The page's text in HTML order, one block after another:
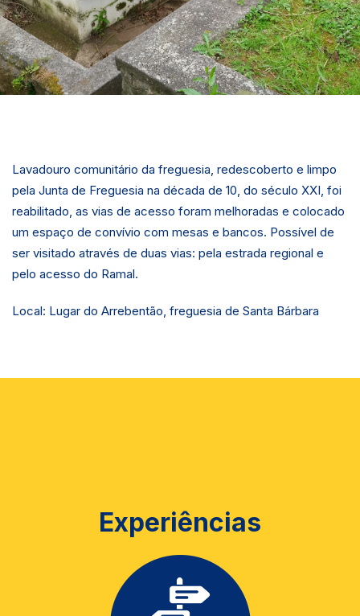
Lavadouro comunitário da freguesia, redescoberto e limpo
pela Junta de Freguesia na década de 10, do século XXI, foi
reabilitado, as vias de acesso foram melhoradas e colocado
um espaço de convívio com mesas e bancos. Possível de
ser visitado através de duas vias: pela estrada regional e
pelo acesso do Ramal.
Local: Lugar do Arrebentão, freguesia de Santa Bárbara
Experiências